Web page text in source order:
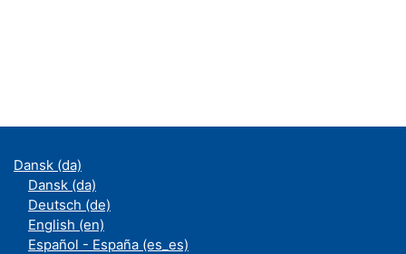
Dansk ‎(da)‎
Dansk ‎(da)‎
Deutsch ‎(de)‎
English ‎(en)‎
Español - España ‎(es_es)‎